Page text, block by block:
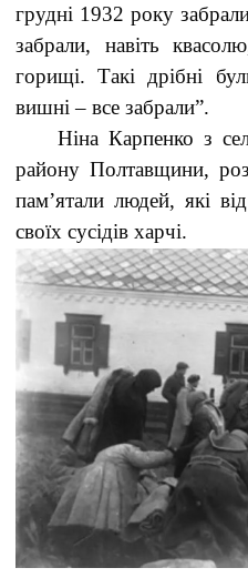
грудні 1932 року
забрали, навіть
горищі. Такі дрібні
вишні – все забрали”.
Ніна Карпенко з
району Полтавщини,
пам’ятали людей, які
своїх сусідів харчі.